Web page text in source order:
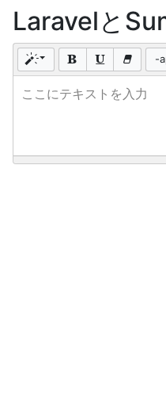
Laravelと
-
ここにテキストを入力